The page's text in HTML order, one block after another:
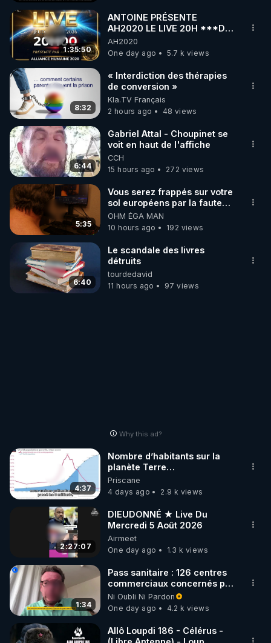
1:35:50
ANTOINE PRÉSENTE
AH2020 LE LIVE 20H ***DU
06/08/2026***
AH2020
One day ago
5.7 k views
8:32
« Interdiction des thérapies
de conversion »
Kla.TV Français
2 hours ago
48 views
6:44
Gabriel Attal - Choupinet se
voit en haut de l'affiche
CCH
15 hours ago
272 views
5:35
Vous serez frappés sur votre
sol européens par la faute
des dirigeants qui s'en
mettent dans le nez
OHM ÉGA MAN
10 hours ago
192 views
6:40
Le scandale des livres
détruits
tourdedavid
11 hours ago
97 views
Why this ad?
4:37
Nombre d’habitants sur la
planète Terre…
Priscane
4 days ago
2.9 k views
2:27:07
DIEUDONNÉ ★ Live Du
Mercredi 5 Août 2026
Airmeet
One day ago
1.3 k views
1:34
Pass sanitaire : 126 centres
commerciaux concernés par
l'obligation dans toute la
France
Ni Oubli Ni Pardon
One day ago
4.2 k views
Allô Loupdi 186 - Célérus -